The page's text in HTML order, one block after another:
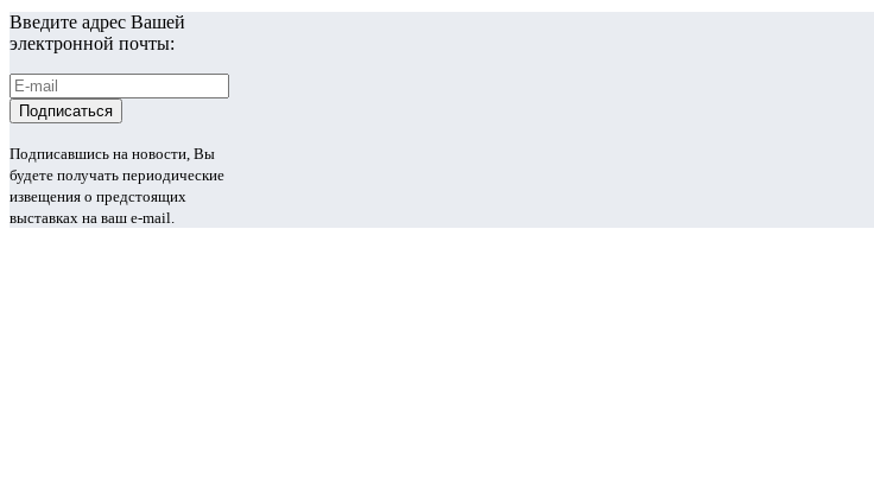
Введите адрес Вашей
электронной почты:
Подписавшись на новости, Вы
будете получать периодические
извещения о предстоящих
выставках на ваш e-mail.